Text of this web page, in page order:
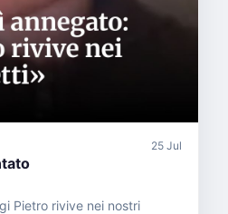
25 Jul
Pietro rivive nei nostri